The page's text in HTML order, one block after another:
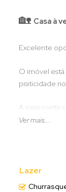
🏡 Casa à
Excelente
O imóvel
praticidade
A casa conta
4
Área de
Ver mais...
Lazer